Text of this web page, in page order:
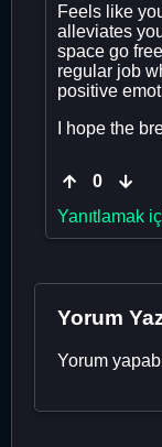
Feels like
alleviates
space go
regular job
positive
I hope the
0
Yanıtlamak
Yorum
Yorum